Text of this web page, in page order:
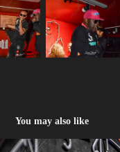
You may also like